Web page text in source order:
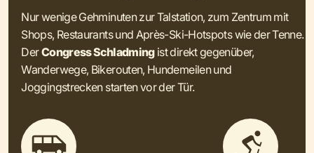
Nur wenige Gehminuten zur Talstation, zum Zentrum mit
Shops, Restaurants und Après-Ski-Hotspots wie der Tenne.
DerCongress Schladmingist direkt gegenüber,
Wanderwege, Bikerouten, Hundemeilen und
Joggingstrecken starten vor der Tür.